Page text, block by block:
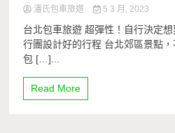
潘氏包車旅遊 5 3 月, 2023
台北包車旅遊 超彈性！自行決定
行團設計好的行程 台北郊區景點
包 […]...
Read More